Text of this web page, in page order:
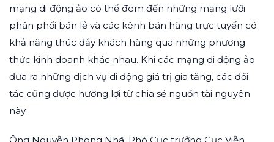
mạng di động ảo có thể đem đến những mạng lưới
phân phối bán lẻ và các kênh bán hàng trực tuyến có
khả năng thúc đẩy khách hàng qua những phương
thức kinh doanh khác nhau. Khi các mạng di động ảo
đưa ra những dịch vụ di động giá trị gia tăng, các đối
tác cũng được hưởng lợi từ chia sẻ nguồn tài nguyên
này.
Ông Nguyễn Phong Nhã, Phó Cục trưởng Cục Viễn